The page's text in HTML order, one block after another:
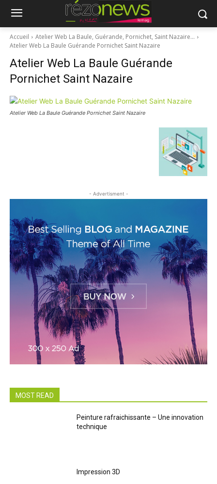
Accueil
Atelier Web La Baule, Guérande, Pornichet, Saint Nazaire…
Atelier Web La Baule Guérande Pornichet Saint Nazaire
Atelier Web La Baule Guérande
Pornichet Saint Nazaire
Atelier Web La Baule Guérande Pornichet Saint Nazaire
- Advertisment -
MOST READ
Peinture rafraichissante – Une innovation
technique
Impression 3D